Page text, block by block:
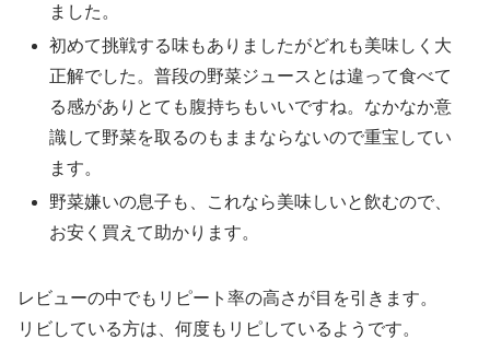
ました。
初めて挑戦する味もありましたがどれも美味しく大
正解でした。普段の野菜ジュースとは違って食べて
る感がありとても腹持ちもいいですね。なかなか意
識して野菜を取るのもままならないので重宝してい
ます。
野菜嫌いの息子も、これなら美味しいと飲むので、
お安く買えて助かります。
レビューの中でもリピート率の高さが目を引きます。
リビしている方は、何度もリピしているようです。